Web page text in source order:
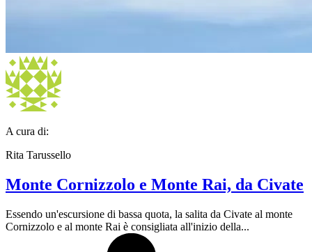
A cura di:
Rita Tarussello
Monte Cornizzolo e Monte Rai, da Civate
Essendo un'escursione di bassa quota, la salita da Civate al monte
Cornizzolo e al monte Rai è consigliata all'inizio della...